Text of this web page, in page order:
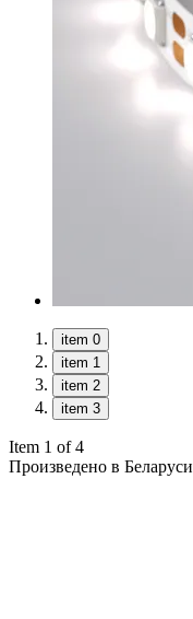
item 0
item 1
item 2
item 3
Item 1 of 4
Произведено в Беларуси